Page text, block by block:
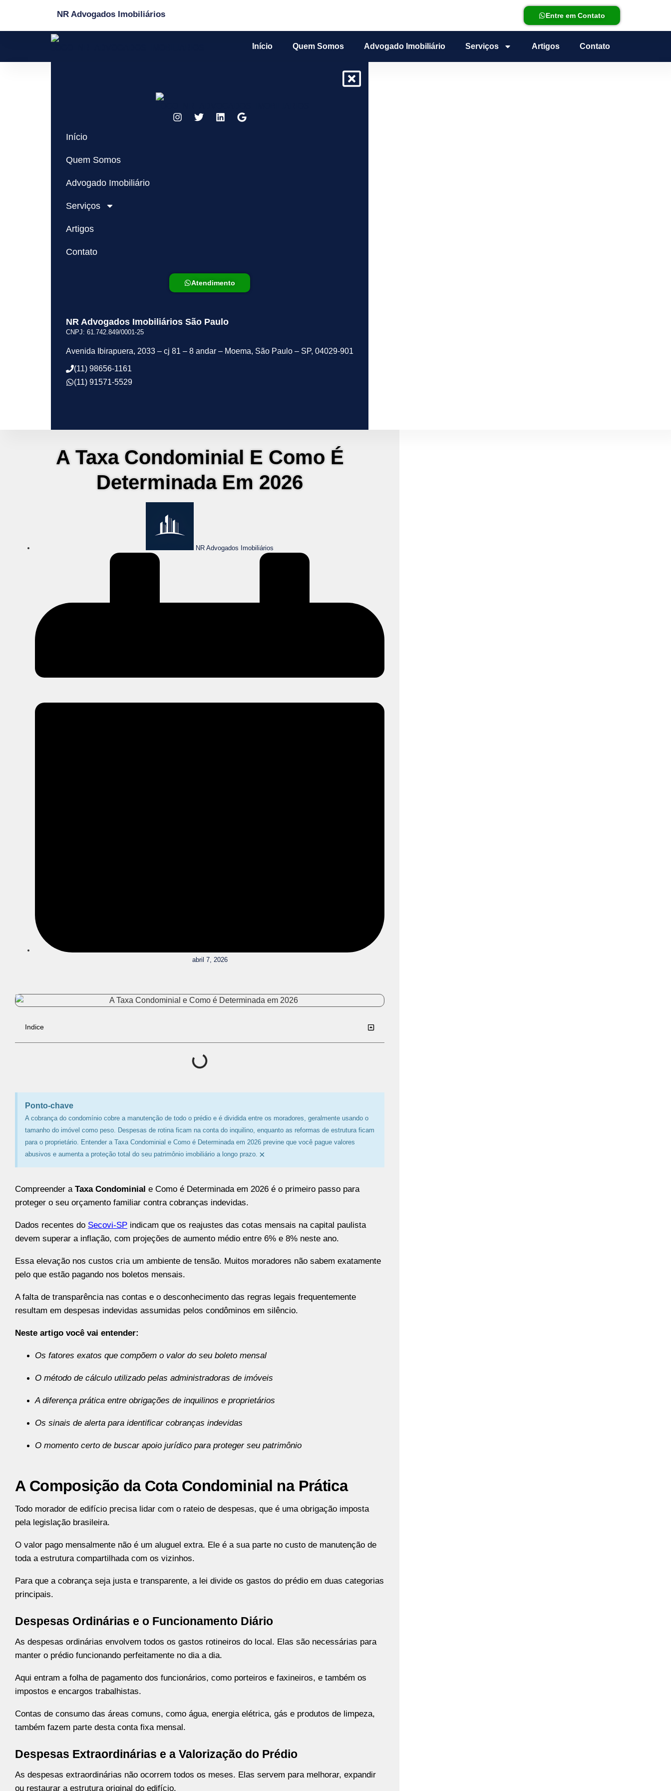
NR Advogados Imobiliários Entre em Contato
Início Quem Somos Advogado Imobiliário Serviços Artigos Contato
Início
Quem Somos
Advogado Imobiliário
Serviços
Artigos
Contato
Atendimento
NR Advogados Imobiliários São Paulo
CNPJ: 61.742.849/0001-25
Avenida Ibirapuera, 2033 – cj 81 – 8 andar – Moema, São Paulo – SP, 04029-901
(11) 98656-1161
(11) 91571-5529
A Taxa Condominial E Como É
Determinada Em 2026
NR Advogados Imobiliários
abril 7, 2026
Indice
Ponto-chave
A cobrança do condomínio cobre a manutenção de todo o prédio e é dividida entre os moradores, geralmente usando o
tamanho do imóvel como peso. Despesas de rotina ficam na conta do inquilino, enquanto as reformas de estrutura ficam
para o proprietário. Entender a Taxa Condominial e Como é Determinada em 2026 previne que você pague valores
abusivos e aumenta a proteção total do seu patrimônio imobiliário a longo prazo. ×
Compreender aTaxa Condominial e Como é Determinada em 2026 é o primeiro passo para
proteger o seu orçamento familiar contra cobranças indevidas.
Dados recentes do Secovi-SP indicam que os reajustes das cotas mensais na capital paulista
devem superar a inflação, com projeções de aumento médio entre 6% e 8% neste ano.
Essa elevação nos custos cria um ambiente de tensão. Muitos moradores não sabem exatamente
pelo que estão pagando nos boletos mensais.
A falta de transparência nas contas e o desconhecimento das regras legais frequentemente
resultam em despesas indevidas assumidas pelos condôminos em silêncio.
Neste artigo você vai entender:
Os fatores exatos que compõem o valor do seu boleto mensal
O método de cálculo utilizado pelas administradoras de imóveis
A diferença prática entre obrigações de inquilinos e proprietários
Os sinais de alerta para identificar cobranças indevidas
O momento certo de buscar apoio jurídico para proteger seu patrimônio
A Composição da Cota Condominial na Prática
Todo morador de edifício precisa lidar com o rateio de despesas, que é uma obrigação imposta
pela legislação brasileira.
O valor pago mensalmente não é um aluguel extra. Ele é a sua parte no custo de manutenção de
toda a estrutura compartilhada com os vizinhos.
Para que a cobrança seja justa e transparente, a lei divide os gastos do prédio em duas categorias
principais.
Despesas Ordinárias e o Funcionamento Diário
As despesas ordinárias envolvem todos os gastos rotineiros do local. Elas são necessárias para
manter o prédio funcionando perfeitamente no dia a dia.
Aqui entram a folha de pagamento dos funcionários, como porteiros e faxineiros, e também os
impostos e encargos trabalhistas.
Contas de consumo das áreas comuns, como água, energia elétrica, gás e produtos de limpeza,
também fazem parte desta conta fixa mensal.
Despesas Extraordinárias e a Valorização do Prédio
As despesas extraordinárias não ocorrem todos os meses. Elas servem para melhorar, expandir
ou restaurar a estrutura original do edifício.